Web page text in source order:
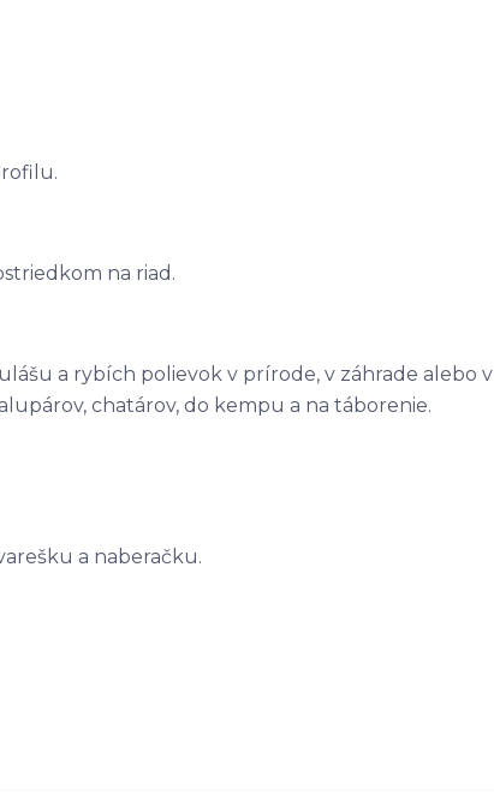
na riad.
a rybích polievok v prírode, v záhrade alebo v
chatárov, do kempu a na táborenie.
a naberačku.